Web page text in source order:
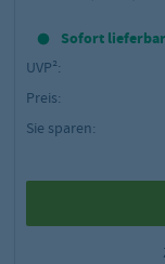
Sofort
UVP²:
Preis:
Sie sparen: